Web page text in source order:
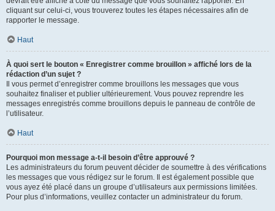
cliquant sur celui-ci, vous trouverez toutes les étapes nécessaires afin de
rapporter le message.
Haut
À quoi sert le bouton « Enregistrer comme brouillon » affiché lors de la
rédaction d’un sujet ?
Il vous permet d’enregistrer comme brouillons les messages que vous
souhaitez finaliser et publier ultérieurement. Vous pouvez reprendre les
messages enregistrés comme brouillons depuis le panneau de contrôle de
l’utilisateur.
Haut
Pourquoi mon message a-t-il besoin d’être approuvé ?
Les administrateurs du forum peuvent décider de soumettre à des vérifications
les messages que vous rédigez sur le forum. Il est également possible que
vous ayez été placé dans un groupe d’utilisateurs aux permissions limitées.
Pour plus d’informations, veuillez contacter un administrateur du forum.